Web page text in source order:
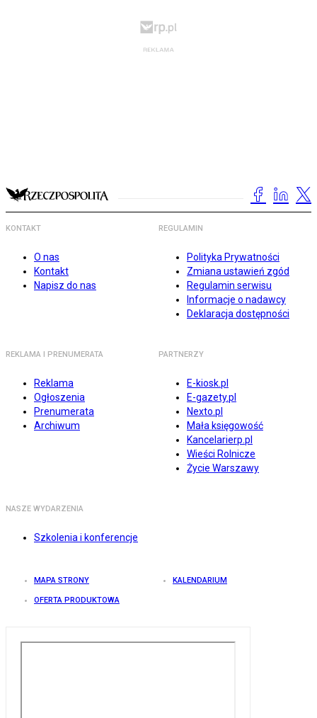
KONTAKT
O nas
Kontakt
Napisz do nas
REGULAMIN
Polityka Prywatności
Zmiana ustawień zgód
Regulamin serwisu
Informacje o nadawcy
Deklaracja dostępności
REKLAMA I PRENUMERATA
Reklama
Ogłoszenia
Prenumerata
Archiwum
PARTNERZY
E-kiosk.pl
E-gazety.pl
Nexto.pl
Mała księgowość
Kancelarierp.pl
Wieści Rolnicze
Życie Warszawy
NASZE WYDARZENIA
Szkolenia i konferencje
MAPA STRONY KALENDARIUM
OFERTA PRODUKTOWA